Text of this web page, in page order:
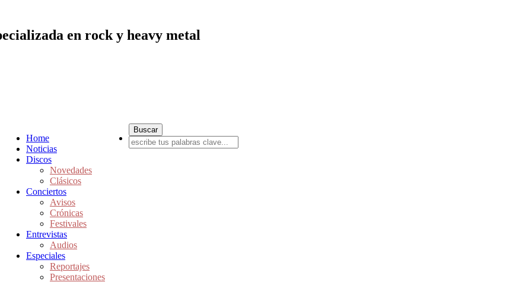
en rock y heavy metal
Home
Noticias
Discos
Novedades
Clásicos
Conciertos
Avisos
Crónicas
Festivales
Entrevistas
Audios
Especiales
Reportajes
Presentaciones